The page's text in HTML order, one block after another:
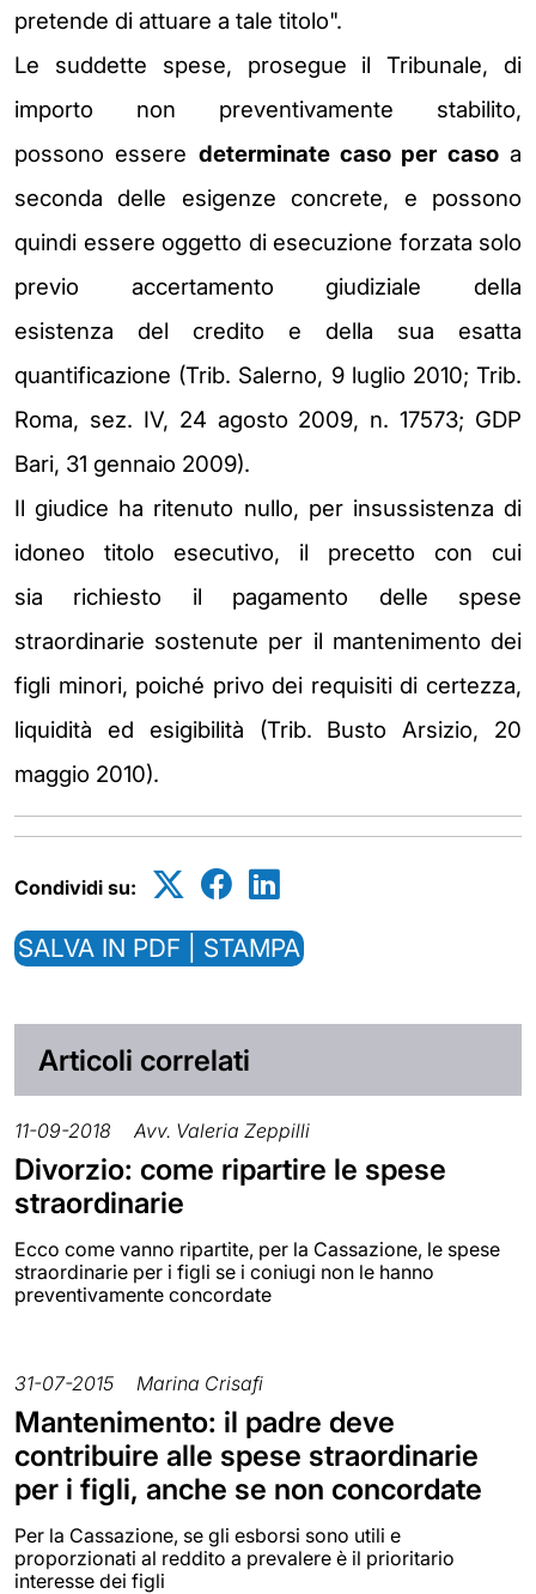
pretende di attuare a tale titolo".
Le suddette spese, prosegue il Tribunale, di
importo non preventivamente stabilito,
possono essere determinate caso per casoa
seconda delle esigenze concrete, e possono
quindi essere oggetto di esecuzione forzata solo
previo accertamento giudiziale della
esistenza del credito e della sua esatta
quantificazione (Trib. Salerno, 9 luglio 2010; Trib.
Roma, sez. IV, 24 agosto 2009, n. 17573; GDP
Bari, 31 gennaio 2009).
Il giudice ha ritenuto nullo, per insussistenza di
idoneo titolo esecutivo, il precetto con cui
sia richiesto il pagamento delle spese
straordinarie sostenute per il mantenimento dei
figli minori, poiché privo dei requisiti di certezza,
liquidità ed esigibilità (Trib. Busto Arsizio, 20
maggio 2010).
Condividi su:
SALVA IN PDF | STAMPA
Articoli correlati
11-09-2018 Avv. Valeria Zeppilli
Divorzio: come ripartire le spese
straordinarie
Ecco come vanno ripartite, per la Cassazione, le spese
straordinarie per i figli se i coniugi non le hanno
preventivamente concordate
31-07-2015 Marina Crisafi
Mantenimento: il padre deve
contribuire alle spese straordinarie
per i figli, anche se non concordate
Per la Cassazione, se gli esborsi sono utili e
proporzionati al reddito a prevalere è il prioritario
interesse dei figli